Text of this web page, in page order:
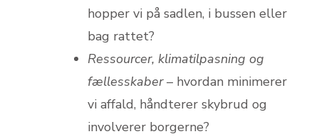
hopper vi på sadlen, i bussen eller
bag rattet?
Ressourcer, klimatilpasning og
fællesskaber– hvordan minimerer
vi affald, håndterer skybrud og
involverer borgerne?